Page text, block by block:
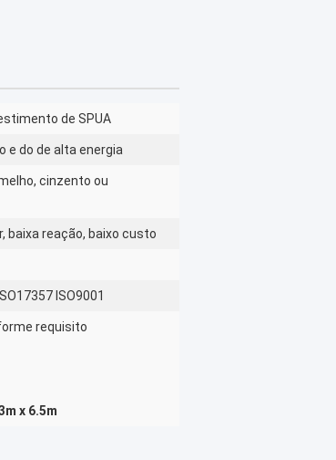
de SPUA
e do de alta energia
cinzento ou
baixa reação, baixo custo
ISO9001
requisito
x 6.5m